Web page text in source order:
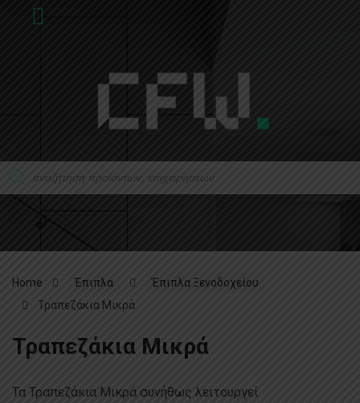
Home Έπιπλα
Έπιπλα Ξενοδοχείου
Τραπεζάκια Μικρά
Τραπεζάκια Μικρά
Τα Τραπεζάκια Μικρά συνήθως λειτουργεί